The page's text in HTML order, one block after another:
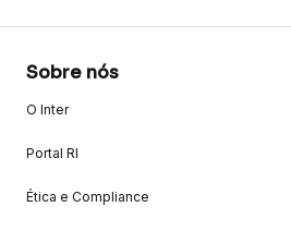
Sobre nós
O Inter
Portal RI
Ética e Compliance